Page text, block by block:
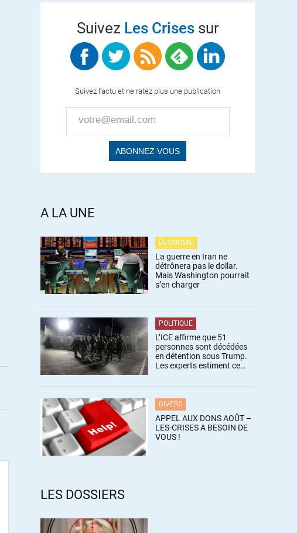
Suivez Les Crisessur
Suivez l'actu et ne ratez plus une publication
A LA UNE
ÉCONOMIE
La guerre en Iran ne
détrônera pas le dollar.
Mais Washington pourrait
s’en charger
POLITIQUE
L’ICE affirme que 51
personnes sont décédées
en détention sous Trump.
Les experts estiment ce
DIVERS
APPEL AUX DONS AOÛT –
LES-CRISES A BESOIN DE
VOUS !
LES DOSSIERS